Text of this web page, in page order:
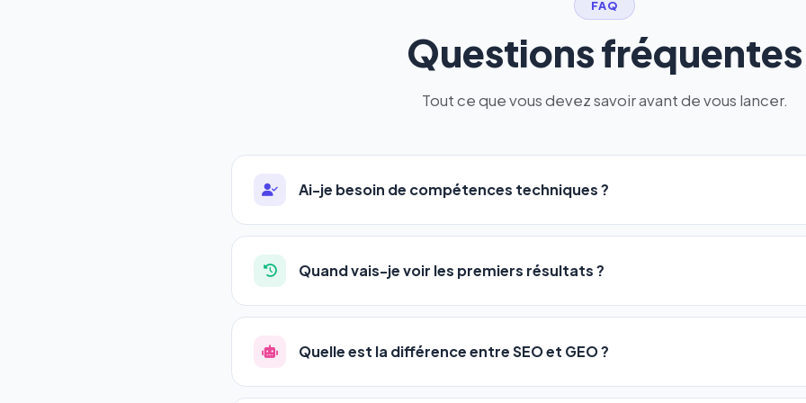
FAQ
Questions fréquentes
Tout ce que vous devez savoir avant de vous lancer.
Ai-je besoin de compétences techniques ?
Absolument pas. Notre logiciel a été conçu pour être accessible àtous les profils:
auto-entrepreneurs, PME ou agences. Pas de code, pas de configuration complexe —
l'adresse de votre site, décrivez votre activité, et le logiciel gère tout en automatique
Quand vais-je voir les premiers résultats ?
La plupart de nos utilisateurs observent une amélioration de leur positionnement en4
progression
votre tableau de bord.
Quelle est la différence entre SEO et GEO ?
LeSEO(Search Engine Optimization) vous positionne sur les moteurs classiques :